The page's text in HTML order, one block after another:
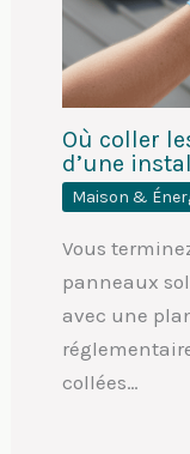
Où coller
d’une
Maison &
Vous
panneaux
avec une
collées…